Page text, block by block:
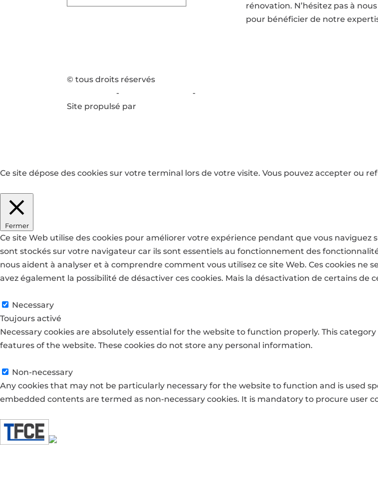
rénovation. N’hésitez pas à
pour bénéficier de notre
© tous droits réservés
- -
Site propulsé par
Ce site dépose des cookies sur votre terminal lors de votre visite. Vous pouvez accepter ou
Fermer
Ce site Web utilise des cookies pour améliorer votre expérience pendant que vous naviguez
sont stockés sur votre navigateur car ils sont essentiels au fonctionnement des
nous aident à analyser et à comprendre comment vous utilisez ce site Web. Ces cookies
avez également la possibilité de désactiver ces cookies. Mais la désactivation de certains
Necessary
Toujours activé
Necessary cookies are absolutely essential for the website to function properly. This
features of the website. These cookies do not store any personal information.
Non-necessary
Any cookies that may not be particularly necessary for the website to function and is used
embedded contents are termed as non-necessary cookies. It is mandatory to procure user